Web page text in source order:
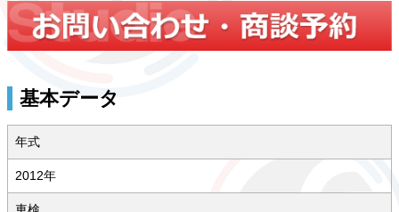
基本データ
年式
2012年